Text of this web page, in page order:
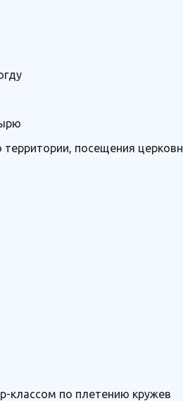
посещения
классом по плетению кружев